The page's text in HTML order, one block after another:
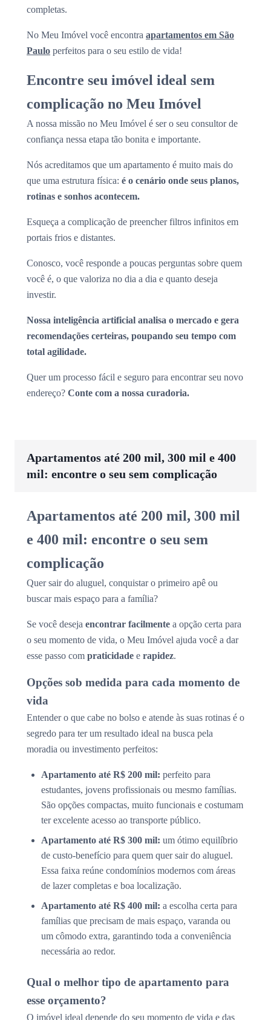
completas.
No Meu Imóvel você encontra apartamentos em São
Paulo perfeitos para o seu estilo de vida!
Encontre seu imóvel ideal sem
complicação no Meu Imóvel
A nossa missão no Meu Imóvel é ser o seu consultor de
confiança nessa etapa tão bonita e importante.
Nós acreditamos que um apartamento é muito mais do
que uma estrutura física: é o cenário onde seus planos,
rotinas e sonhos acontecem.
Esqueça a complicação de preencher filtros infinitos em
portais frios e distantes.
Conosco, você responde a poucas perguntas sobre quem
você é, o que valoriza no dia a dia e quanto deseja
investir.
Nossa inteligência artificial analisa o mercado e gera
recomendações certeiras, poupando seu tempo com
total agilidade.
Quer um processo fácil e seguro para encontrar seu novo
endereço? Conte com a nossa curadoria.
Apartamentos até 200 mil, 300 mil e 400
mil: encontre o seu sem complicação
Apartamentos até 200 mil, 300 mil
e 400 mil: encontre o seu sem
complicação
Quer sair do aluguel, conquistar o primeiro apê ou
buscar mais espaço para a família?
Se você deseja encontrar facilmente a opção certa para
o seu momento de vida, o Meu Imóvel ajuda você a dar
esse passo com praticidade e rapidez.
Opções sob medida para cada momento de
vida
Entender o que cabe no bolso e atende às suas rotinas é o
segredo para ter um resultado ideal na busca pela
moradia ou investimento perfeitos:
Apartamento até R$ 200 mil: perfeito para
estudantes, jovens profissionais ou mesmo famílias.
São opções compactas, muito funcionais e costumam
ter excelente acesso ao transporte público.
Apartamento até R$ 300 mil: um ótimo equilíbrio
de custo-benefício para quem quer sair do aluguel.
Essa faixa reúne condomínios modernos com áreas
de lazer completas e boa localização.
Apartamento até R$ 400 mil: a escolha certa para
famílias que precisam de mais espaço, varanda ou
um cômodo extra, garantindo toda a conveniência
necessária ao redor.
Qual o melhor tipo de apartamento para
esse orçamento?
O imóvel ideal depende do seu momento de vida e das